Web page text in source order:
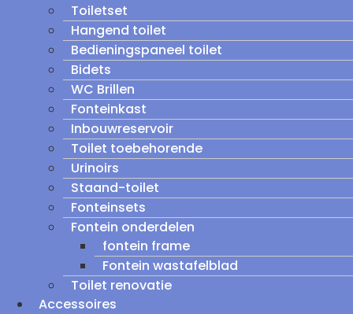
Toiletset
Hangend toilet
Bedieningspaneel toilet
Bidets
WC Brillen
Fonteinkast
Inbouwreservoir
Toilet toebehorende
Urinoirs
Staand-toilet
Fonteinsets
Fontein onderdelen
fontein frame
Fontein wastafelblad
Toilet renovatie
Accessoires